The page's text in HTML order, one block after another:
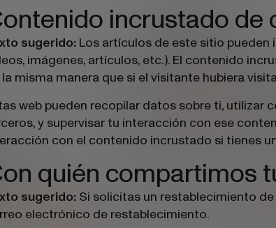
incrustado de
sugerido: Los artículos de este sitio
imágenes, artículos, etc.). El contenido
misma manera que si el visitante hubiera
web pueden recopilar datos sobre ti, utilizar
y supervisar tu interacción con ese
con el contenido incrustado si tienes
quién compartimos
sugerido: Si solicitas un restablecimiento
electrónico de restablecimiento.